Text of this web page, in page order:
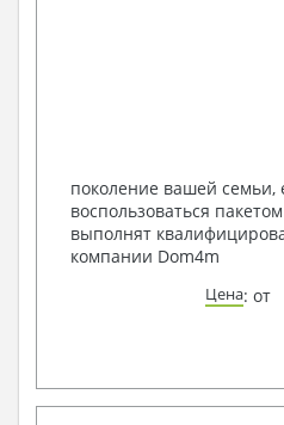
поколение вашей семьи,
воспользоваться
выполнят
компании Dom4m
Цена: от